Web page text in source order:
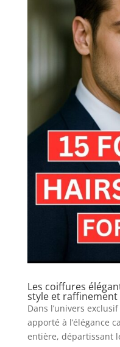
Les coiffures
style et
Dans l’univers
apporté à l’élégance
entière, départissant